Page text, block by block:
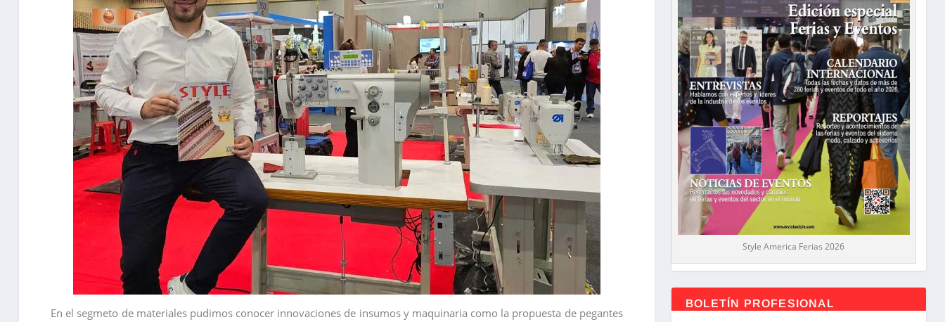
En el segmeto de materiales pudimos conocer innovaciones de insumos y maquinaria como la propuesta de pegantes
Style America Ferias 2026
BOLETÍN PROFESIONAL